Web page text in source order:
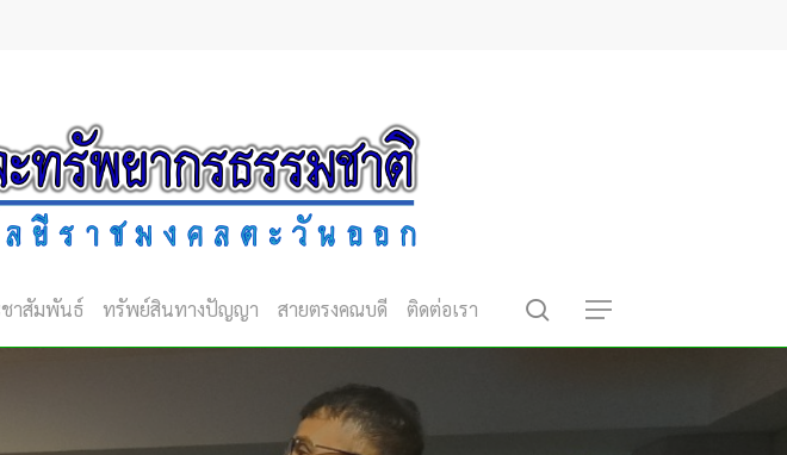
ชาสัมพันธ์ ทรัพย์สินทางปัญญา สายตรงคณบดี ติดต่อเรา search
Menu